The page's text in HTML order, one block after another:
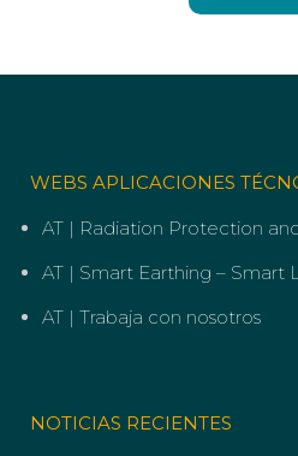
WEBS APLICACIONES
AT | Radiation Protection
AT | Smart Earthing – Smart
AT | Trabaja con nosotros
NOTICIAS RECIENTES